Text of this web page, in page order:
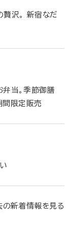
贅沢。 新宿なだ
弁当。季節御膳
間限定販売
の新着情報を見る